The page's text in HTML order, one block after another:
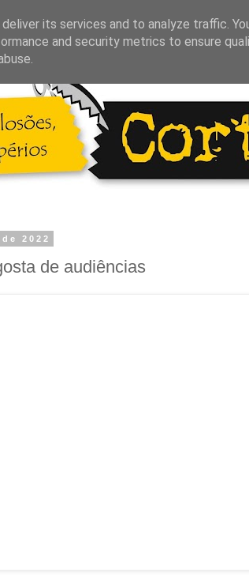
2022
de audiências
its services and to analyze traffic.
and security metrics to ensure